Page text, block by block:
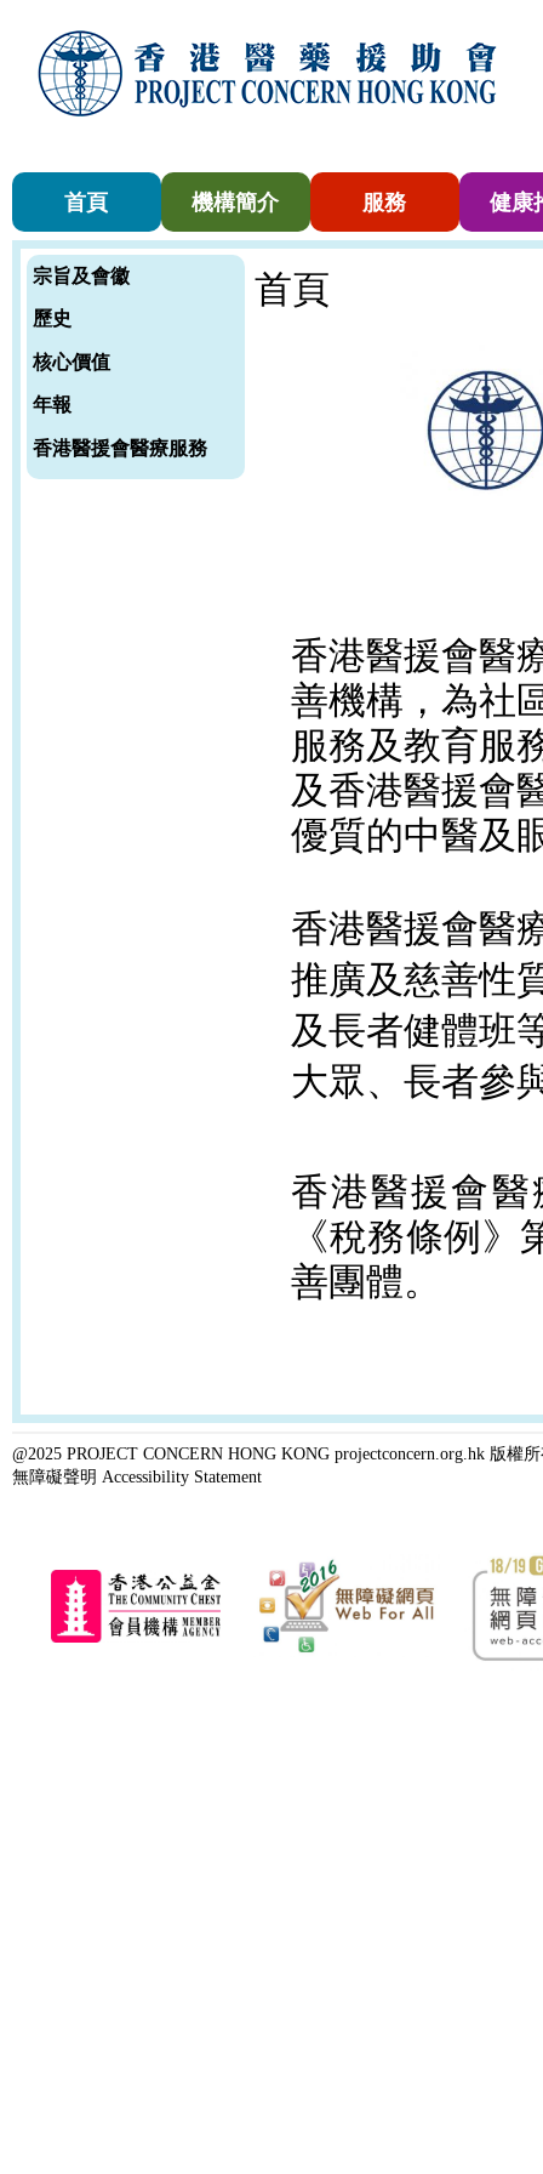
首頁 機構簡介 服務 健康
宗旨及會徽
歷史
核心價值
年報
香港醫援會醫療服務
首頁
香港醫援會醫
善機構，為社
服務及教育服
及香港醫援會
優質的中醫及
香港醫援會醫
推廣及慈善性
及長者健體班
大眾、長者參
香港醫援會
《稅務條例》
善團體。
@2025 PROJECT CONCERN HONG KONG projectconcern.org.hk 版權
無障礙聲明 Accessibility Statement